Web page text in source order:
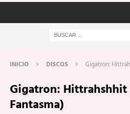
INICIO DISCOS Gigatron:
Gigatron: Hittrahshhit
Fantasma)